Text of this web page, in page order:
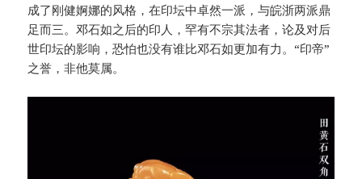
成了刚健婀娜的风格，在印坛中卓然一派，与皖浙两派鼎
足而三。邓石如之后的印人，罕有不宗其法者，论及对后
世印坛的影响，恐怕也没有谁比邓石如更加有力。“印帝”
之誉，非他莫属。